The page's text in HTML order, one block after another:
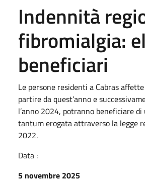
Indennità
fibromialgia:
beneficiari
Le persone residenti a Cabras
partire da quest’anno e
l’anno 2024, potranno beneficiare
tantum erogata attraverso la legge
2022.
Data :
5 novembre 2025